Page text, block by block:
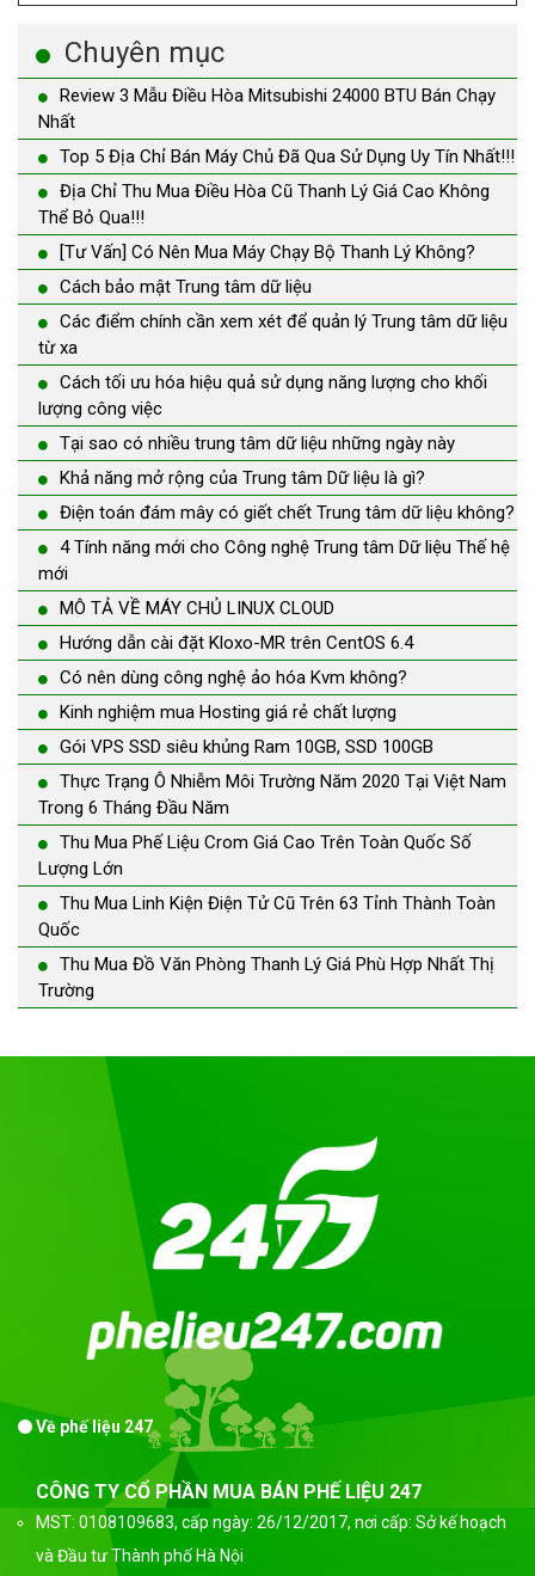
Chuyên mục
Review 3 Mẫu Điều Hòa Mitsubishi 24000 BTU Bán Chạy
Nhất
Top 5 Địa Chỉ Bán Máy Chủ Đã Qua Sử Dụng Uy Tín Nhất!!!
Địa Chỉ Thu Mua Điều Hòa Cũ Thanh Lý Giá Cao Không
Thể Bỏ Qua!!!
[Tư Vấn] Có Nên Mua Máy Chạy Bộ Thanh Lý Không?
Cách bảo mật Trung tâm dữ liệu
Các điểm chính cần xem xét để quản lý Trung tâm dữ liệu
từ xa
Cách tối ưu hóa hiệu quả sử dụng năng lượng cho khối
lượng công việc
Tại sao có nhiều trung tâm dữ liệu những ngày này
Khả năng mở rộng của Trung tâm Dữ liệu là gì?
Điện toán đám mây có giết chết Trung tâm dữ liệu không?
4 Tính năng mới cho Công nghệ Trung tâm Dữ liệu Thế hệ
mới
MÔ TẢ VỀ MÁY CHỦ LINUX CLOUD
Hướng dẫn cài đặt Kloxo-MR trên CentOS 6.4
Có nên dùng công nghệ ảo hóa Kvm không?
Kinh nghiệm mua Hosting giá rẻ chất lượng
Gói VPS SSD siêu khủng Ram 10GB, SSD 100GB
Thực Trạng Ô Nhiễm Môi Trường Năm 2020 Tại Việt Nam
Trong 6 Tháng Đầu Năm
Thu Mua Phế Liệu Crom Giá Cao Trên Toàn Quốc Số
Lượng Lớn
Thu Mua Linh Kiện Điện Tử Cũ Trên 63 Tỉnh Thành Toàn
Quốc
Thu Mua Đồ Văn Phòng Thanh Lý Giá Phù Hợp Nhất Thị
Trường
Về phế liệu 247
CÔNG TY CỔ PHẦN MUA BÁN PHẾ LIỆU 247
MST: 0108109683, cấp ngày: 26/12/2017, nơi cấp: Sở kế hoạch
và Đầu tư Thành phố Hà Nội